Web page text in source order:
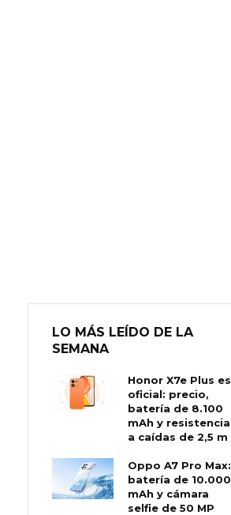
LO MÁS LEÍDO DE LA
SEMANA
Honor X7e Plus es
oficial: precio,
batería de 8.100
mAh y resistencia
a caídas de 2,5 m
Oppo A7 Pro Max:
batería de 10.000
mAh y cámara
selfie de 50 MP